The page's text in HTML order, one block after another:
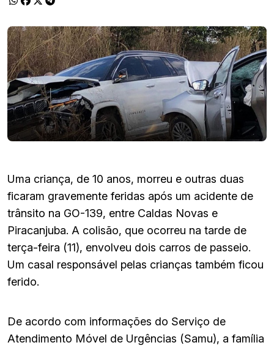
Uma criança, de 10 anos, morreu e outras duas
ficaram gravemente feridas após um acidente de
trânsito na GO-139, entre Caldas Novas e
Piracanjuba. A colisão, que ocorreu na tarde de
terça-feira (11), envolveu dois carros de passeio.
Um casal responsável pelas crianças também ficou
ferido.
De acordo com informações do Serviço de
Atendimento Móvel de Urgências (Samu), a família